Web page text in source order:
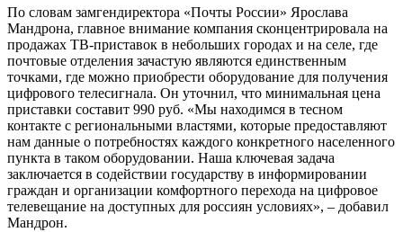
По словам замгендиректора «Почты России» Ярослава
Мандрона, главное внимание компания сконцентрировала на
продажах ТВ-приставок в небольших городах и на селе, где
почтовые отделения зачастую являются единственным
точками, где можно приобрести оборудование для получения
цифрового телесигнала. Он уточнил, что минимальная цена
приставки составит 990 руб. «Мы находимся в тесном
контакте с региональными властями, которые предоставляют
нам данные о потребностях каждого конкретного населенного
пункта в таком оборудовании. Наша ключевая задача
заключается в содействии государству в информировании
граждан и организации комфортного перехода на цифровое
телевещание на доступных для россиян условиях», – добавил
Мандрон.